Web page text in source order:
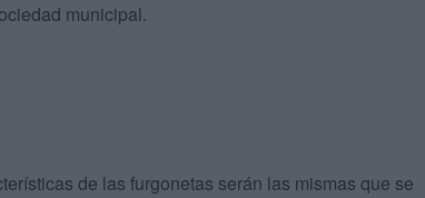
municipal.
de las furgonetas serán las mismas que se